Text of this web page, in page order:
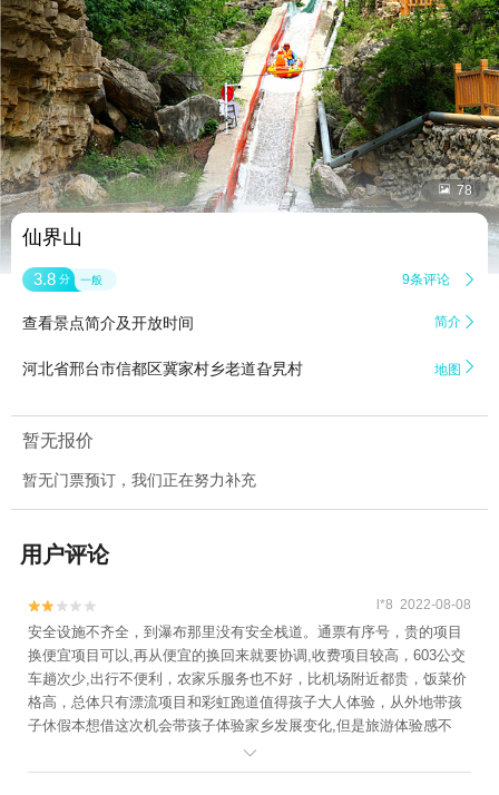
 78
仙界山
3.8 分 一般 9条评论 
查看景点简介及开放时间 简介 
河北省邢台市信都区冀家村乡老道旮旯村 地图 
暂无报价
暂无门票预订，我们正在努力补充
用户评论

 l*8 2022-08-08
安全设施不齐全，到瀑布那里没有安全栈道。通票有序号，贵的项目
换便宜项目可以,再从便宜的换回来就要协调,收费项目较高，603公交
车趟次少,出行不便利，农家乐服务也不好，比机场附近都贵，饭菜价
格高，总体只有漂流项目和彩虹跑道值得孩子大人体验，从外地带孩
子休假本想借这次机会带孩子体验家乡发展变化,但是旅游体验感不
强，服务水平较差，景区综合开发状况不高，就是为了收费而开发，
没有将自然风光与当地风俗民情更好结合。

